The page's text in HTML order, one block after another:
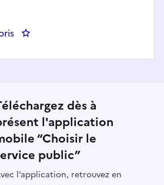
: AIDE-SOIGNANT (H/F) - CIAS
dès à
l'application
“Choisir le
public”
l’application, retrouvez en